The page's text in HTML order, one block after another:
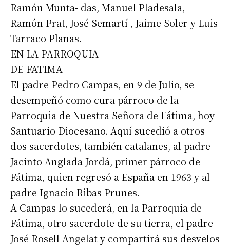
Ramón Munta- das, Manuel Pladesala,
Ramón Prat, José Semartí , Jaime Soler y Luis
Tarraco Planas.
EN LA PARROQUIA
DE FATIMA
El padre Pedro Campas, en 9 de Julio, se
desempeñó como cura párroco de la
Parroquia de Nuestra Señora de Fátima, hoy
Santuario Diocesano. Aquí sucedió a otros
dos sacerdotes, también catalanes, al padre
Jacinto Anglada Jordá, primer párroco de
Fátima, quien regresó a España en 1963 y al
padre Ignacio Ribas Prunes.
A Campas lo sucederá, en la Parroquia de
Fátima, otro sacerdote de su tierra, el padre
José Rosell Angelat y compartirá sus desvelos